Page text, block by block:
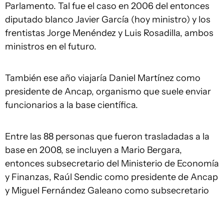
Parlamento. Tal fue el caso en 2006 del entonces
diputado blanco Javier García (hoy ministro) y los
frentistas Jorge Menéndez y Luis Rosadilla, ambos
ministros en el futuro.
También ese año viajaría Daniel Martínez como
presidente de Ancap, organismo que suele enviar
funcionarios a la base científica.
Entre las 88 personas que fueron trasladadas a la
base en 2008, se incluyen a Mario Bergara,
entonces subsecretario del Ministerio de Economía
y Finanzas, Raúl Sendic como presidente de Ancap
y Miguel Fernández Galeano como subsecretario